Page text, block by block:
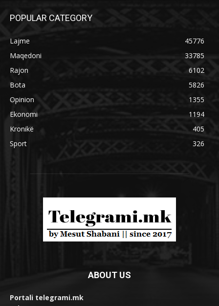
POPULAR CATEGORY
Lajme
45776
Maqedoni
33785
Rajon
6102
Bota
5826
Opinion
1355
Ekonomi
1194
Kronikë
405
Sport
326
ABOUT US
Portali telegrami.mk